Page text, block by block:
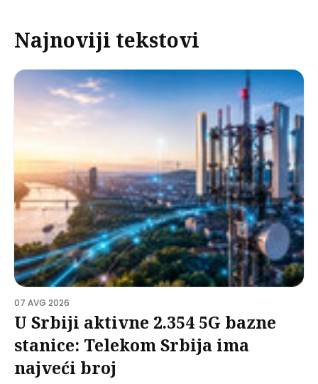
Najnoviji tekstovi
07 AVG 2026
U Srbiji aktivne 2.354 5G bazne
stanice: Telekom Srbija ima
najveći broj